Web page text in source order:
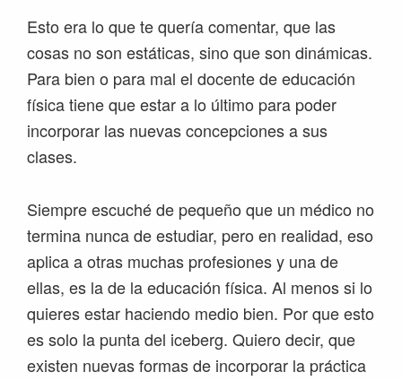
Esto era lo que te quería comentar, que las
cosas no son estáticas, sino que son dinámicas.
Para bien o para mal el docente de educación
física tiene que estar a lo último para poder
incorporar las nuevas concepciones a sus
clases.
Siempre escuché de pequeño que un médico no
termina nunca de estudiar, pero en realidad, eso
aplica a otras muchas profesiones y una de
ellas, es la de la educación física. Al menos si lo
quieres estar haciendo medio bien. Por que esto
es solo la punta del iceberg. Quiero decir, que
existen nuevas formas de incorporar la práctica